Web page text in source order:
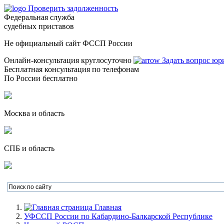
Проверить задолженность
Федеральная служба
судебных приставов
Не официальный сайт ФССП России
Онлайн-консультация круглосуточно
Задать вопрос
Бесплатная консультация по телефонам
По России бесплатно
Москва и область
СПБ и область
Главная
УФССП России по Кабардино-Балкарской Республике